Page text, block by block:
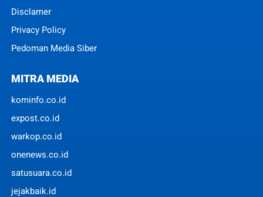
Disclamer
Privacy Policy
Pedoman Media Siber
MITRA MEDIA
kominfo.co.id
expost.co.id
warkop.co.id
onenews.co.id
satusuara.co.id
jejakbaik.id